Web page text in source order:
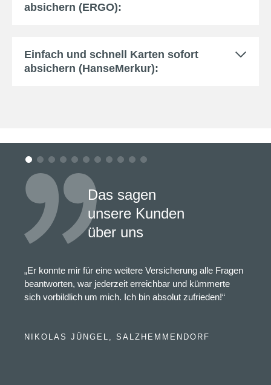
absichern (ERGO):
Einfach und schnell Karten sofort
absichern (HanseMerkur):
Das sagen
unsere Kunden
über uns
„Er konnte mir für eine weitere Versicherung alle Fragen
beantworten, war jederzeit erreichbar und kümmerte
sich vorbildlich um mich. Ich bin absolut zufrieden!“
NIKOLAS JÜNGEL, SALZHEMMENDORF